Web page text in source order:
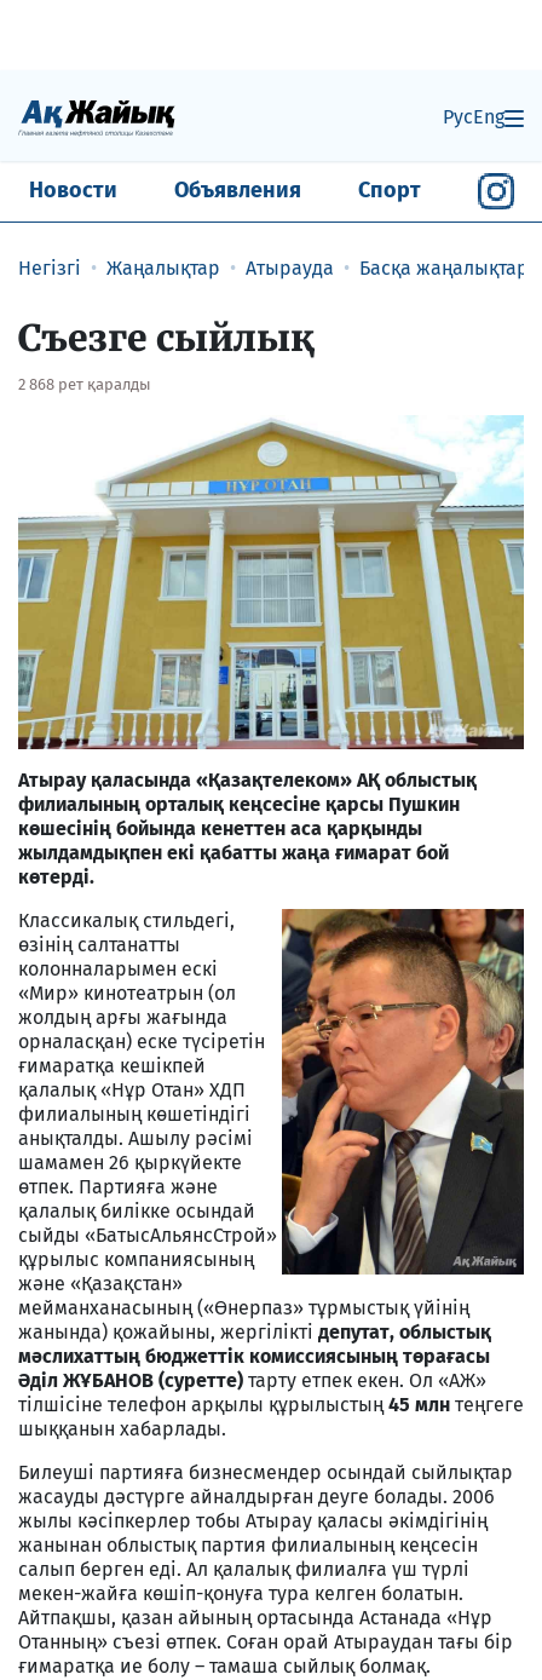
РусEng
Новости Объявления Спорт
Негізгі Жаңалықтар Атырауда Басқа жаңалықтар
Съезге сыйлық
2 868 рет қаралды
Атырау қаласында «Қазақтелеком» АҚ облыстық
филиалының орталық кеңсесіне қарсы Пушкин
көшесінің бойында кенеттен аса қарқынды
жылдамдықпен екі қабатты жаңа ғимарат бой
көтерді.
Классикалық стильдегі,
өзінің салтанатты
колонналарымен ескі
«Мир» кинотеатрын (ол
жолдың арғы жағында
орналасқан) еске түсіретін
ғимаратқа кешікпей
қалалық «Нұр Отан» ХДП
филиалының көшетіндігі
анықталды. Ашылу рәсімі
шамамен 26 қыркүйекте
өтпек. Партияға және
қалалық билікке осындай
сыйды «БатысАльянсСтрой»
құрылыс компаниясының
және «Қазақстан»
мейманханасының («Өнерпаз» тұрмыстық үйінің
жанында) қожайыны, жергілікті депутат, облыстық
мәслихаттың бюджеттік комиссиясының төрағасы
Әділ ЖҰБАНОВ (суретте) тарту етпек екен. Ол «АЖ»
тілшісіне телефон арқылы құрылыстың45 млн теңгеге
шыққанын хабарлады.
Билеуші партияға бизнесмендер осындай сыйлықтар
жасауды дәстүрге айналдырған деуге болады. 2006
жылы кәсіпкерлер тобы Атырау қаласы әкімдігінің
жанынан облыстық партия филиалының кеңсесін
салып берген еді. Ал қалалық филиалға үш түрлі
мекен-жайға көшіп-қонуға тура келген болатын.
Айтпақшы, қазан айының ортасында Астанада «Нұр
Отанның» съезі өтпек. Соған орай Атыраудан тағы бір
ғимаратқа ие болу – тамаша сыйлық болмақ.